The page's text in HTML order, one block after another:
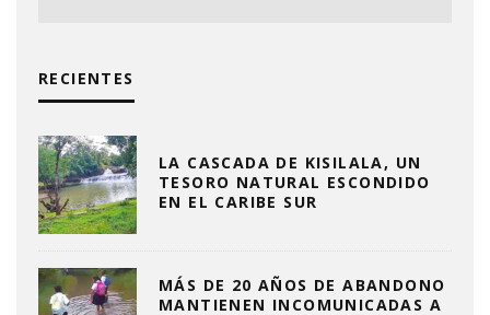
RECIENTES
LA CASCADA DE KISILALA, UN
TESORO NATURAL ESCONDIDO
EN EL CARIBE SUR
MÁS DE 20 AÑOS DE ABANDONO
MANTIENEN INCOMUNICADAS A